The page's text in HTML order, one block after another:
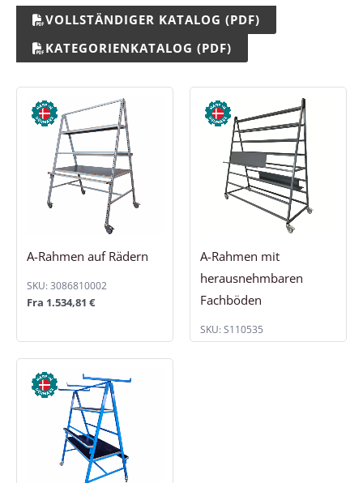
VOLLSTÄNDIGER KATALOG (PDF)
KATEGORIENKATALOG (PDF)
A-Rahmen auf Rädern
SKU: 3086810002
Fra 1.534,81 €
A-Rahmen mit
herausnehmbaren
Fachböden
SKU: S110535